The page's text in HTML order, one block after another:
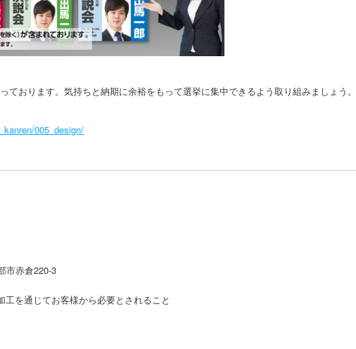
ております。気持ちと納期に余裕をもって選挙に集中できるよう取り組みましょう。
005_design/
赤倉220-3
を通じてお客様から必要とされること